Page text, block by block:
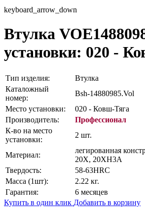
keyboard_arrow_down
Втулка
установки: 020 -
Тип изделия:
Втулка
Каталожный
номер:
Bsh-14880985.Vol
Место установки:
020 - Ковш-Тяга
Производитель:
Профессионал
К-во на место
установки:
2 шт.
Материал:
легированная
20Х, 20ХН3А
Твердость:
58-63HRC
Масса (1шт):
2.22 кг.
Гарантия:
6 месяцев
Купить в один клик Добавить в корзину